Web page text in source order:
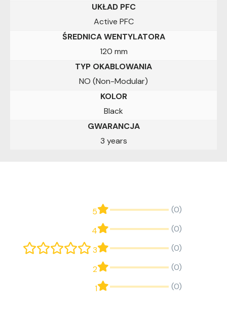
UKŁAD PFC
Active PFC
ŚREDNICA WENTYLATORA
120 mm
TYP OKABLOWANIA
NO (Non-Modular)
KOLOR
Black
GWARANCJA
3 years
5 (0)
4 (0)
3 (0)
2 (0)
1 (0)